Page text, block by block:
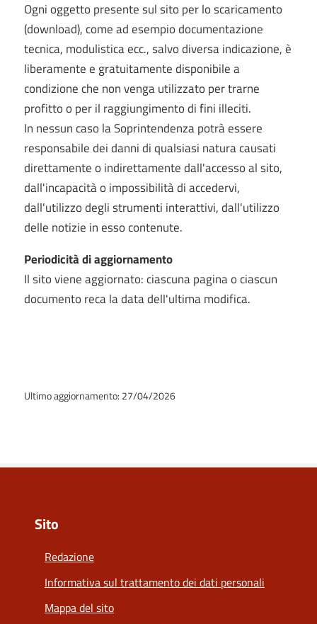
Ogni oggetto presente sul sito per lo scaricamento
(download), come ad esempio documentazione
tecnica, modulistica ecc., salvo diversa indicazione, è
liberamente e gratuitamente disponibile a
condizione che non venga utilizzato per trarne
profitto o per il raggiungimento di fini illeciti.
In nessun caso la Soprintendenza potrà essere
responsabile dei danni di qualsiasi natura causati
direttamente o indirettamente dall'accesso al sito,
dall'incapacità o impossibilità di accedervi,
dall'utilizzo degli strumenti interattivi, dall'utilizzo
delle notizie in esso contenute.
Periodicità di aggiornamento
Il sito viene aggiornato: ciascuna pagina o ciascun
documento reca la data dell'ultima modifica.
Ultimo aggiornamento: 27/04/2026
Sito
Redazione
Informativa sul trattamento dei dati personali
Mappa del sito